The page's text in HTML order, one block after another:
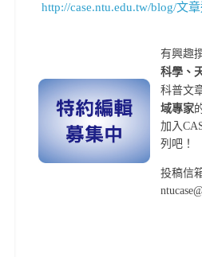
http://case.ntu.edu.tw/blog/文
有興趣
科學、
科普文
域專家
加入
列吧！
投稿信